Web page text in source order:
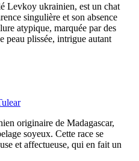
Levkoy ukrainien, est un chat
singulière et son absence
atypique, marquée par des
peau plissée, intrigue autant
originaire de Madagascar,
soyeux. Cette race se
et affectueuse, qui en fait un